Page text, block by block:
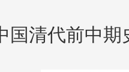
国清代前中